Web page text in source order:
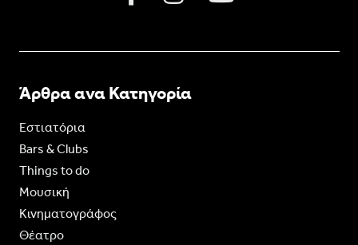
Άρθρα ανα Κατηγορία
Εστιατόρια
Bars & Clubs
Things to do
Moυσική
Κινηματογράφος
Θέατρο